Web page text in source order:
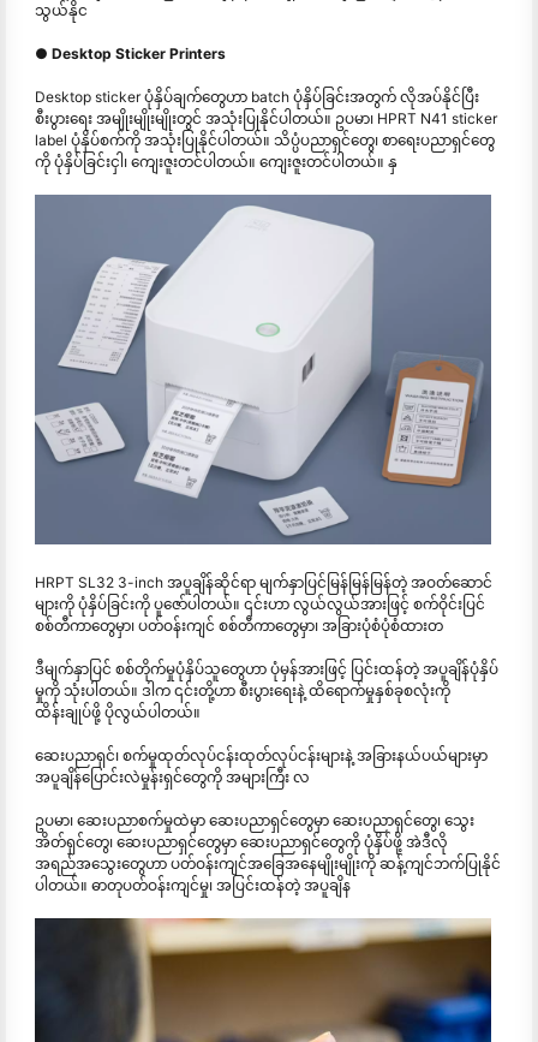
သွယ်နိုင
● Desktop Sticker Printers
Desktop sticker ပုံနှိပ်ချက်တွေဟာ batch ပုံနှိပ်ခြင်းအတွက် လိုအပ်နိုင်ပြီး
စီးပွားရေး အမျိုးမျိုးမျိုးတွင် အသုံးပြုနိုင်ပါတယ်။ ဥပမာ၊ HPRT N41 sticker
label ပုံနှိပ်စက်ကို အသုံးပြုနိုင်ပါတယ်။ သိပ္ပံပညာရှင်တွေ၊ စာရေးပညာရှင်တွေ
ကို ပုံနှိပ်ခြင်းငှါ၊ ကျေးဇူးတင်ပါတယ်။ ကျေးဇူးတင်ပါတယ်။ နှ
HRPT SL32 3-inch အပူချိန်ဆိုင်ရာ မျက်နှာပြင်မြန်မြန်မြန်တဲ့ အဝတ်ဆောင်
များကို ပုံနှိပ်ခြင်းကို ပူဇော်ပါတယ်။ ၎င်းဟာ လွယ်လွယ်အားဖြင့် စက်ဝိုင်းပြင်
စစ်တီကာတွေမှာ၊ ပတ်ဝန်းကျင် စစ်တီကာတွေမှာ၊ အခြားပုံစံပုံစံထားတ
ဒီမျက်နှာပြင် စစ်တိုက်မှုပုံနှိပ်သူတွေဟာ ပုံမှန်အားဖြင့် ပြင်းထန်တဲ့ အပူချိန်ပုံနှိပ်
မှုကို သုံးပါတယ်။ ဒါက ၎င်းတို့ဟာ စီးပွားရေးနဲ့ ထိရောက်မှုနှစ်ခုစလုံးကို
ထိန်းချုပ်ဖို့ ပိုလွယ်ပါတယ်။
ဆေးပညာရှင်၊ စက်မှုထုတ်လုပ်ငန်းထုတ်လုပ်ငန်းများနဲ့ အခြားနယ်ပယ်များမှာ
အပူချိန်ပြောင်းလဲမှုန်းရှင်တွေကို အများကြီး လ
ဥပမာ၊ ဆေးပညာစက်မှုထဲမှာ ဆေးပညာရှင်တွေမှာ ဆေးပညာရှင်တွေ၊ သွေး
အိတ်ရှင်တွေ၊ ဆေးပညာရှင်တွေမှာ ဆေးပညာရှင်တွေကို ပုံနှိပ်ဖို့ အဲဒီလို
အရည်အသွေးတွေဟာ ပတ်ဝန်းကျင်အခြေအနေမျိုးမျိုးကို ဆန့်ကျင်ဘက်ပြုနိုင်
ပါတယ်။ ဓာတုပတ်ဝန်းကျင်မှု၊ အပြင်းထန်တဲ့ အပူချိန